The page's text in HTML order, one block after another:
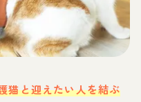
猫と迎えたい人を結ぶ